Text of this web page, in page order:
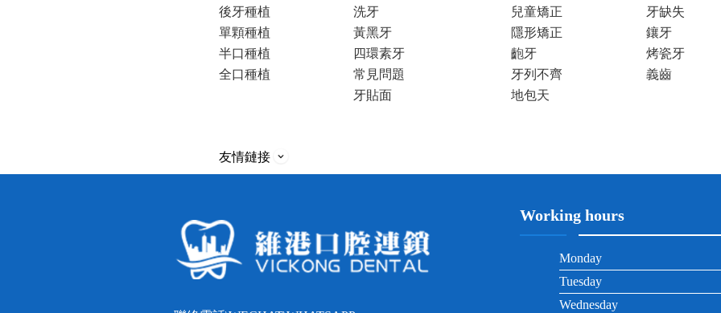
後牙種植
單顆種植
半口種植
全口種植
洗牙
黃黑牙
四環素牙
常見問題
牙貼面
兒童矯正
隱形矯正
齙牙
牙列不齊
地包天
牙缺失
鑲牙
烤瓷牙
義齒
友情鏈接
Working hours
Monday
Tuesday
Wednesday